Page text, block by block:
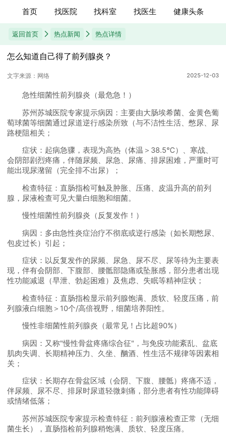
首页 找医院 找科室 找医生 健康头条
返回首页 热点新闻 热点详情
怎么知道自己得了前列腺炎？
文字来源：网络 2025-12-03
急性细菌性前列腺炎（最危急！）
苏州苏城医院专家提示病因：主要由大肠埃希菌、金黄色葡
萄球菌等细菌通过尿道逆行感染所致（与不洁性生活、憋尿、尿
路梗阻相关；
症状：起病急骤，表现为高热（体温＞38.5℃）、寒战、
会阴部剧烈疼痛，伴随尿频、尿急、尿痛、排尿困难，严重时可
能出现尿潴留（完全排不出尿）；
检查特征：直肠指检可触及肿胀、压痛、皮温升高的前列
腺，尿液检查可见大量白细胞和细菌。
慢性细菌性前列腺炎（反复发作！）
病因：多由急性炎症治疗不彻底或逆行感染（如长期憋尿、
包皮过长）引起；
症状：以反复发作的尿频、尿急、尿不尽、尿等待为主要表
现，伴有会阴部、下腹部、腰骶部隐痛或坠胀感，部分患者出现
性功能减退（早泄、勃起困难）及焦虑、失眠等精神症状；
检查特征：直肠指检显示前列腺饱满、质软、轻度压痛，前
列腺液白细胞＞10个/高倍视野，细菌培养阳性。
慢性非细菌性前列腺炎（最常见！占比超90%）
病因：又称"慢性骨盆疼痛综合征"，与免疫功能紊乱、盆底
肌肉失调、长期精神压力、久坐、酗酒、性生活不规律等因素相
关；
症状：长期存在骨盆区域（会阴、下腹、腰骶）疼痛不适，
伴尿频、尿不尽、排尿时尿道轻微刺痛，部分患者有性功能障碍
或情绪低落；
苏州苏城医院专家提示检查特征：前列腺液检查正常（无细
菌生长），直肠指检前列腺稍饱满、质软、轻度压痛。